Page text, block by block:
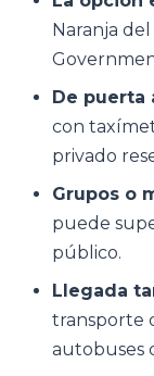
Naranja
De puerta
con
privado
Grupos o
puede
público.
Llegada
transporte
autobuses